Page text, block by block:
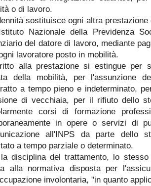
o di lavoro.
sostituisce ogni altra
Nazionale della Previdenza
del datore di lavoro, mediante
lavoratore posto in mobilità.
alla prestazione si estingue per
della mobilità, per l'assunzione
a tempo pieno e indeterminato,
di vecchiaia, per il rifiuto dello
corsi di formazione
in opere o servizi di
all'INPS da parte dello
a tempo parziale o determinato.
disciplina del trattamento, lo
alla normativa disposta per
involontaria, "in quanto